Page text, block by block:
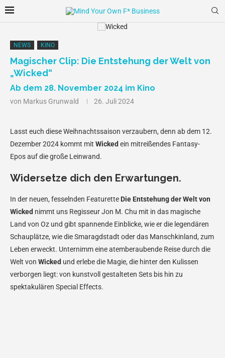
NEWS KINO
Magischer Clip: Die Entstehung der Welt von
„Wicked“
Ab dem 28. November 2024 im Kino
von Markus Grunwald 26. Juli 2024
Lasst euch diese Weihnachtssaison verzaubern, denn ab dem 12.
Dezember 2024 kommt mit Wicked ein mitreißendes Fantasy-
Epos auf die große Leinwand.
Widersetze dich den Erwartungen.
In der neuen, fesselnden Featurette Die Entstehung der Welt von
Wicked nimmt uns Regisseur Jon M. Chu mit in das magische
Land von Oz und gibt spannende Einblicke, wie er die legendären
Schauplätze, wie die Smaragdstadt oder das Manschkinland, zum
Leben erweckt. Unternimm eine atemberaubende Reise durch die
Welt von Wicked und erlebe die Magie, die hinter den Kulissen
verborgen liegt: von kunstvoll gestalteten Sets bis hin zu
spektakulären Special Effects.